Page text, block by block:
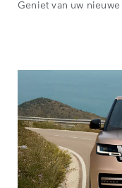
Geniet van uw